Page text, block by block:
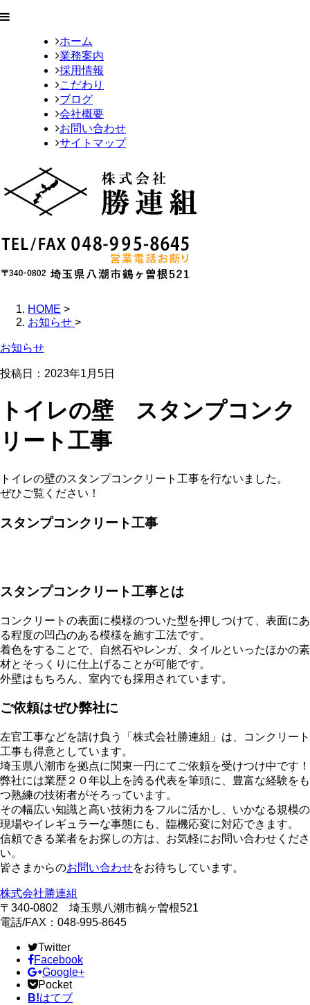
ホーム
業務案内
採用情報
こだわり
ブログ
会社概要
お問い合わせ
サイトマップ
HOME >
お知らせ >
お知らせ
投稿日： 2023年1月5日
トイレの壁 スタンプコンク
リート工事
トイレの壁のスタンプコンクリート工事を行ないました。
ぜひご覧ください！
スタンプコンクリート工事
スタンプコンクリート工事とは
コンクリートの表面に模様のついた型を押しつけて、表面にあ
る程度の凹凸のある模様を施す工法です。
着色をすることで、自然石やレンガ、タイルといったほかの素
材とそっくりに仕上げることが可能です。
外壁はもちろん、室内でも採用されています。
ご依頼はぜひ弊社に
左官工事などを請け負う「株式会社勝連組」は、コンクリート
工事も得意としています。
埼玉県八潮市を拠点に関東一円にてご依頼を受けつけ中です！
弊社には業歴２０年以上を誇る代表を筆頭に、豊富な経験をも
つ熟練の技術者がそろっています。
その幅広い知識と高い技術力をフルに活かし、いかなる規模の
現場やイレギュラーな事態にも、臨機応変に対応できます。
信頼できる業者をお探しの方は、お気軽にお問い合わせくださ
い。
皆さまからのお問い合わせをお待ちしています。
株式会社勝連組
〒340-0802 埼玉県八潮市鶴ヶ曽根521
電話/FAX：048-995-8645
Twitter
Facebook
Google+
Pocket
B!はてブ